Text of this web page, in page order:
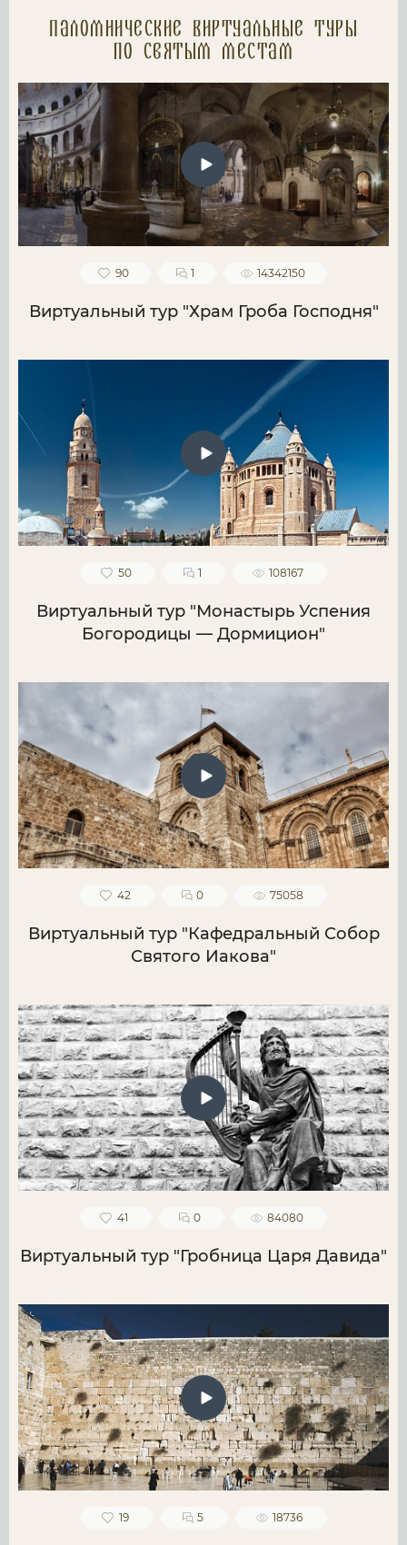
Паломнические Виртуальные туры
по святым местам
90 1 14342150
Виртуальный тур "Храм Гроба Господня"
50 1 108167
Виртуальный тур "Монастырь Успения
Богородицы — Дормицион"
42 0 75058
Виртуальный тур "Кафедральный Собор
Святого Иакова"
41 0 84080
Виртуальный тур "Гробница Царя Давида"
19 5 18736